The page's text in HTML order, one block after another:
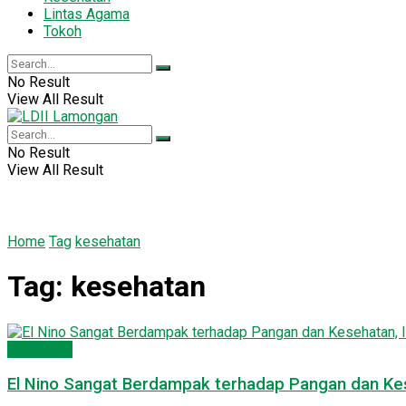
Lintas Agama
Tokoh
No Result
View All Result
No Result
View All Result
Home Tag kesehatan
Tag: kesehatan
El Nino Sangat Berdampak terhadap Pangan dan